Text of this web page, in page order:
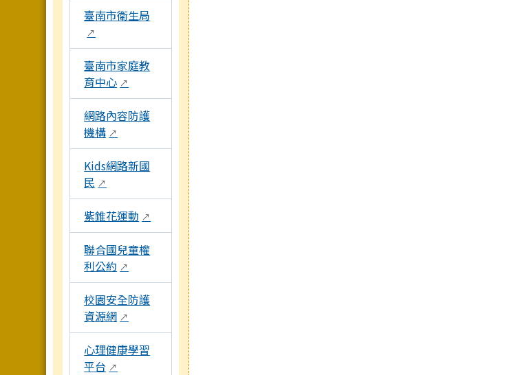
臺南市衛生局
↗
臺南市家庭教
育中心 ↗
網路內容防護
機構 ↗
Kids網路新國
民 ↗
紫錐花運動 ↗
聯合國兒童權
利公約 ↗
校園安全防護
資源網 ↗
心理健康學習
平台 ↗